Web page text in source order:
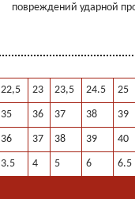
повреждений ударной
22,5 23 23,5 24.5 25
35 36 37 38 39
36 37 38 39 40
3.5 4 5 6 6.5